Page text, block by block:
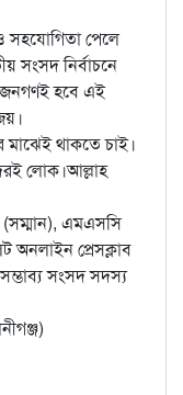
সহযোগিতা পেলে
সংসদ নির্বাচনে
হবে এই
থাকতে চাই।
লোক।আল্লাহ
এমএসসি
অনলাইন প্রেসক্লাব
সংসদ সদস্য